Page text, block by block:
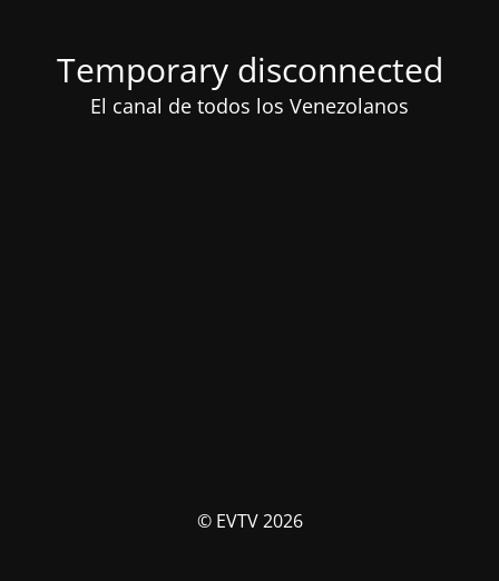
Temporary disconnected
El canal de todos los Venezolanos
© EVTV 2026